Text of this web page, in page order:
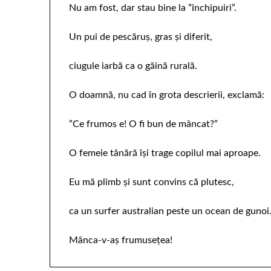
Nu am fost, dar stau bine la ”închipuiri”.
Un pui de pescăruș, gras și diferit,
ciugule iarbă ca o găină rurală.
O doamnă, nu cad în grota descrierii, exclamă:
”Ce frumos e! O fi bun de mâncat?”
O femeie tânără își trage copilul mai aproape.
Eu mă plimb și sunt convins că plutesc,
ca un surfer australian peste un ocean de
Mânca-v-aș frumusețea!